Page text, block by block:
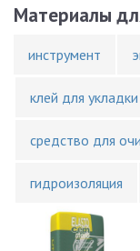
Материалы
инструмент
клей для
средство для
гидроизоляция